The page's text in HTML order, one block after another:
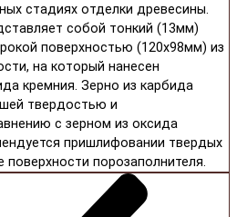
стадиях отделки древесины.
собой тонкий (13мм)
поверхностью (120х98мм) из
на который нанесен
кремния. Зерно из карбида
твердостью и
с зерном из оксида
пришлифовании твердых
порозаполнителя.